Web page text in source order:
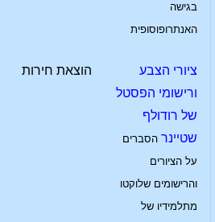
בגישה
האנתרופוסופית
ציורי הצבע
ורישומי הפסטל
של רודולף
שטיינר הסברים
על הציורים
והרישומים שלוקטו
מתלמידיו של
הוצאת חירות